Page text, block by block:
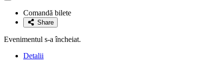
Adaugă
favoriteComandă bilete
Share
Evenimentul s-a încheiat.
Detalii